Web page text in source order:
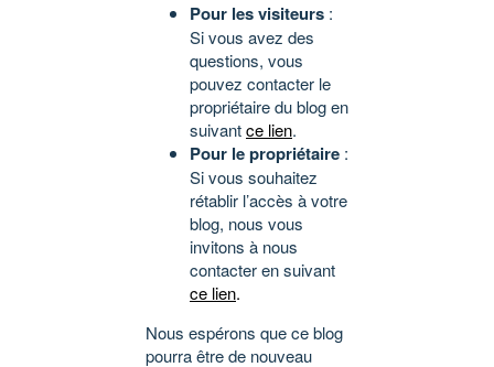
Pour les visiteurs :
Si vous avez des
questions, vous
pouvez contacter le
propriétaire du blog en
suivantce lien.
Pour le propriétaire :
Si vous souhaitez
rétablir l’accès à votre
blog, nous vous
invitons à nous
contacter en suivant
ce lien.
Nous espérons que ce blog
pourra être de nouveau